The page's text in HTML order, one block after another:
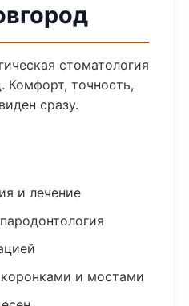
стоматология
Комфорт, точность,
сразу.
и лечение
и мостами